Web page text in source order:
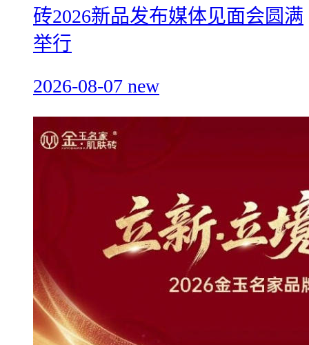
砖2026新品发布媒体见面会圆满
举行
2026-08-07 new